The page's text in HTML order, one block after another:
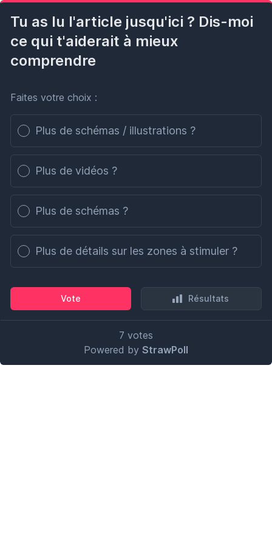
Tu as lu l'article jusqu'ici ? Dis-moi
ce qui t'aiderait à mieux
comprendre
Faites votre choix :
Poll options
Plus de schémas / illustrations ?
Plus de vidéos ?
Plus de schémas ?
Plus de détails sur les zones à stimuler ?
Vote Résultats
7 votes
Powered by StrawPoll